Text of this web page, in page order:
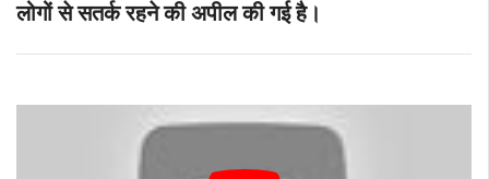
लोगों से सतर्क रहने की अपील की गई है।